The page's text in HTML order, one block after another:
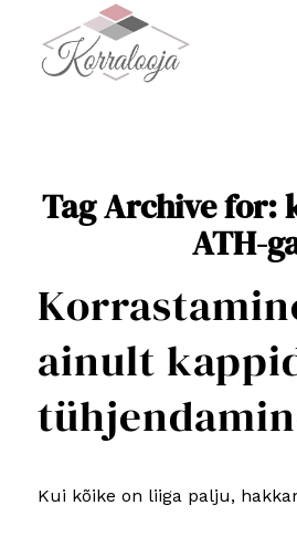
Tag Archive for:
ATH-
ainult
Kui kõike on liiga palju,